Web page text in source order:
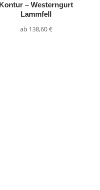
Kontur – Westerngurt
Lammfell
ab 138,60€